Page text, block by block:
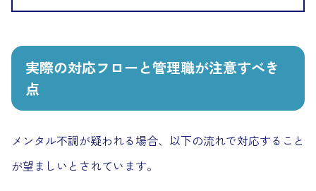
実際の対応フローと管理職が注意すべき
点
メンタル不調が疑われる場合、以下の流れで対応すること
が望ましいとされています。